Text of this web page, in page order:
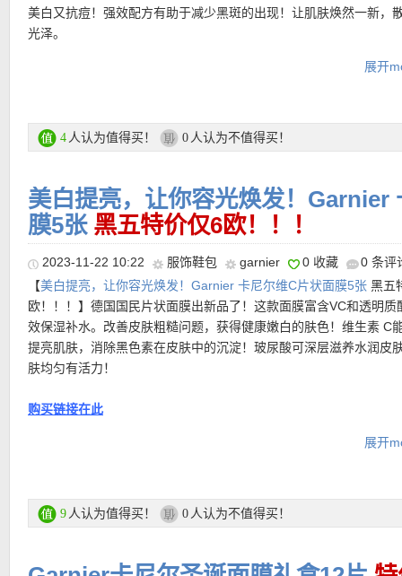
美白又抗痘！强效配方有助于减少黑斑的出现！让肌肤焕然一新，
光泽。
展开
4 人认为值得买！ 0 人认为不值得买！
美白提亮，让你容光焕发！Garnier
膜5张 黑五特价仅6欧！！！
2023-11-22 10:22 服饰鞋包 garnier 0 收藏
0 条评
【美白提亮，让你容光焕发！Garnier 卡尼尔维C片状面膜5张 黑五
欧！！！】德国国民片状面膜出新品了！这款面膜富含VC和透明质
效保湿补水。改善皮肤粗糙问题，获得健康嫩白的肤色！维生素 C
提亮肌肤，消除黑色素在皮肤中的沉淀！玻尿酸可深层滋养水润皮
肤均匀有活力！
购买链接在此
展开
9 人认为值得买！ 0 人认为不值得买！